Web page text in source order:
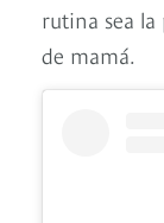
rutina sea la
de mamá.